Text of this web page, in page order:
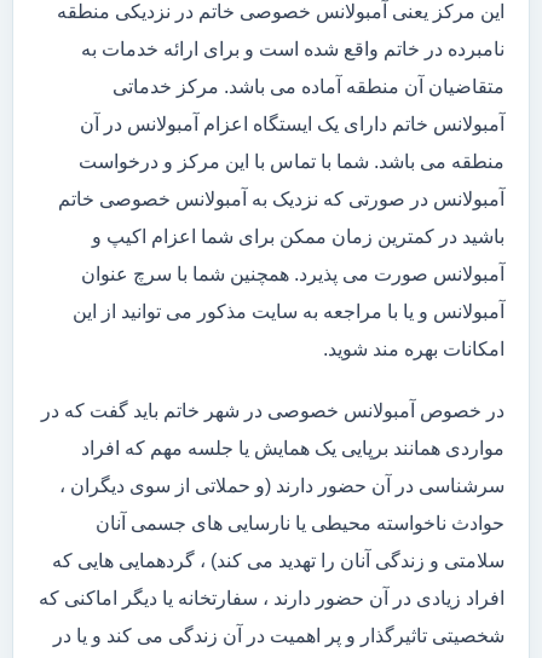
این مرکز یعنی آمبولانس خصوصی خاتم در نزدیکی منطقه
نامبرده در خاتم واقع شده است و برای ارائه خدمات به
متقاضیان آن منطقه آماده می باشد. مرکز خدماتی
آمبولانس خاتم دارای یک ایستگاه اعزام آمبولانس در آن
منطقه می باشد. شما با تماس با این مرکز و درخواست
آمبولانس در صورتی که نزدیک به آمبولانس خصوصی خاتم
باشید در کمترین زمان ممکن برای شما اعزام اکیپ و
آمبولانس صورت می پذیرد. همچنین شما با سرچ عنوان
آمبولانس و یا با مراجعه به سایت مذکور می توانید از این
امکانات بهره مند شوید.
در خصوص آمبولانس خصوصی در شهر خاتم باید گفت که در
مواردی همانند برپایی یک همایش یا جلسه مهم که افراد
سرشناسی در آن حضور دارند (و حملاتی از سوی دیگران ،
حوادث ناخواسته محیطی یا نارسایی های جسمی آنان
سلامتی و زندگی آنان را تهدید می کند) ، گردهمایی هایی که
افراد زیادی در آن حضور دارند ، سفارتخانه یا دیگر اماکنی که
شخصیتی تاثیرگذار و پر اهمیت در آن زندگی می کند و یا در